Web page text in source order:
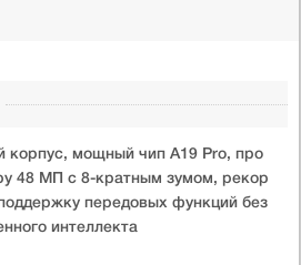
корпус, мощный чип A19 Pro, про
48 МП с 8-кратным зумом, рекор
передовых функций без
интеллекта